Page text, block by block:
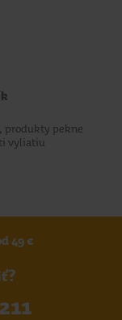
produkty pekne
vyliatiu
49 €